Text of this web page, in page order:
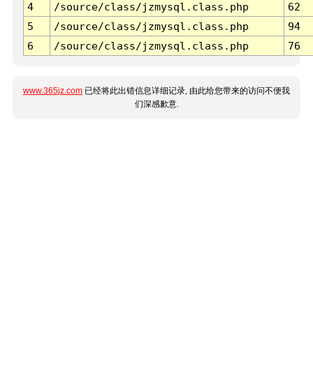
4
/source/class/jzmysql.class.php
62
5
/source/class/jzmysql.class.php
94
6
/source/class/jzmysql.class.php 76
www.365jz.com 已经将此出错信息详细记录, 由此给您带来的访问不便我
们深感歉意.